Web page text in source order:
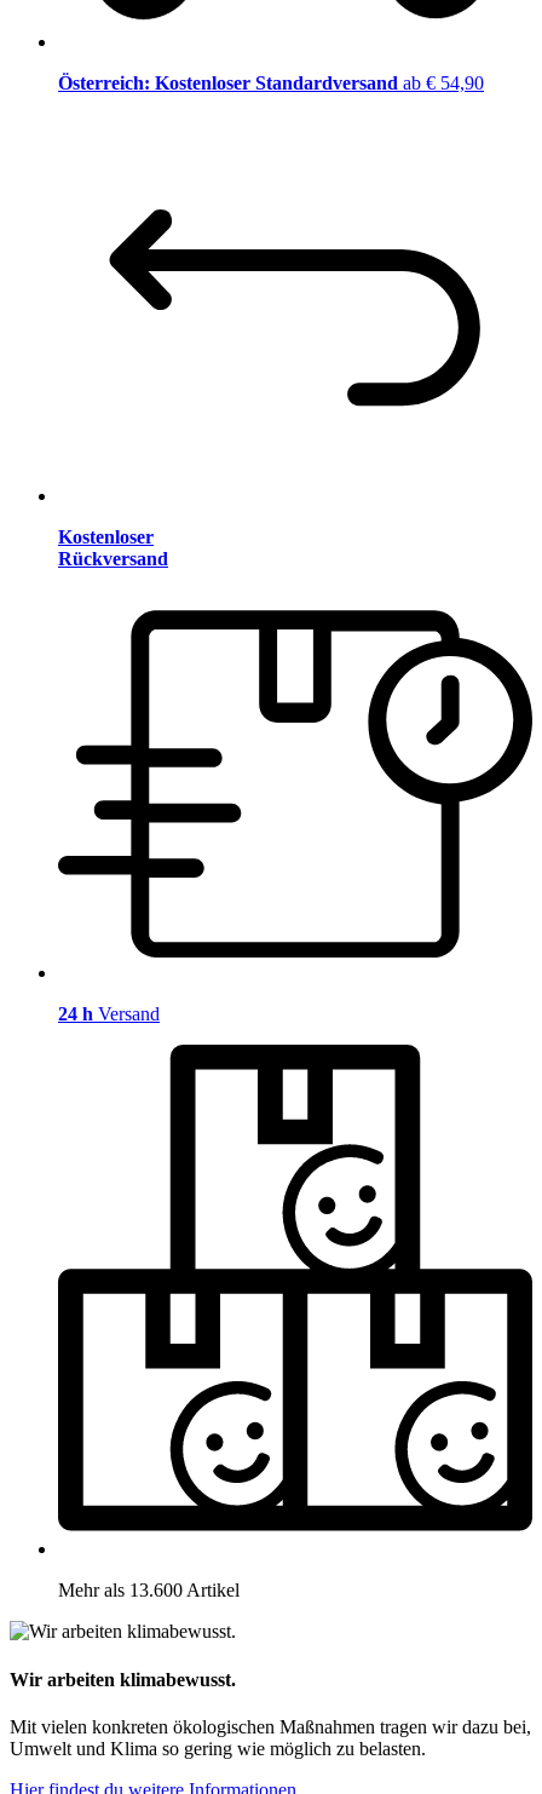
Österreich: Kostenloser Standardversand ab € 54,90
Kostenloser
Rückversand
24 h Versand
Mehr als 13.600 Artikel
Wir arbeiten klimabewusst.
Mit vielen konkreten ökologischen Maßnahmen tragen wir dazu bei,
Umwelt und Klima so gering wie möglich zu belasten.
Hier findest du weitere Informationen.